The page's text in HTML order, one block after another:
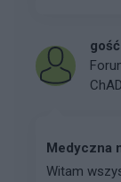
gość
ChAD
Medyczna
Witam